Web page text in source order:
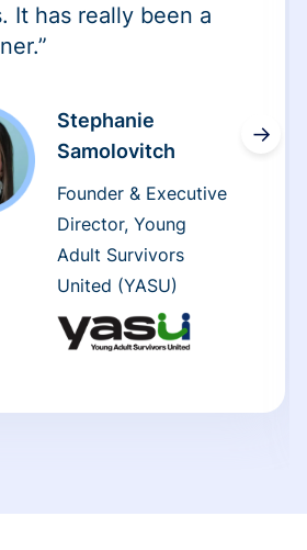
It has really been a
Stephanie
Samolovitch
Founder & Executive
Director, Young
Adult Survivors
United (YASU)
→